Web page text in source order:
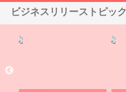
ビジネスリリーストピック